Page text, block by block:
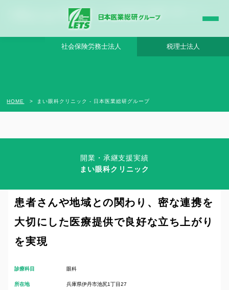
まい眼科クリニック - 日本医業総研グループ |日本医業総研｜医院開業・承継・クリニ
ック経営支援・医療モール開発
社会保険労務士法人 税理士法人
開業・承継支援実績
まい眼科クリニック
HOME まい眼科クリニック - 日本医業総研グループ
Clinic Success Case
患者さんや地域との関わり、密な連携を
大切にした医療提供で良好な立ち上がり
を実現
診療科目 眼科
所在地 兵庫県伊丹市池尻1丁目27